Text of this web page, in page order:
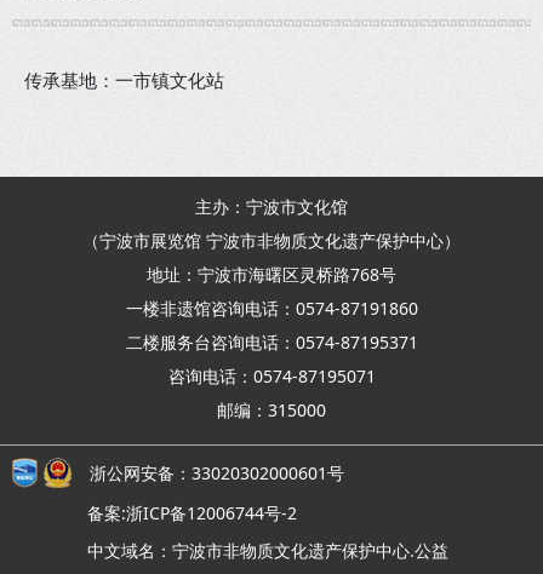
传承基地：一市镇文化站
主办：宁波市文化馆
（宁波市展览馆 宁波市非物质文化遗产保护中心）
地址：宁波市海曙区灵桥路768号
一楼非遗馆咨询电话：0574-87191860
二楼服务台咨询电话：0574-87195371
咨询电话：0574-87195071
邮编：315000
浙公网安备：33020302000601号
备案:浙ICP备12006744号-2
中文域名：宁波市非物质文化遗产保护中心.公益